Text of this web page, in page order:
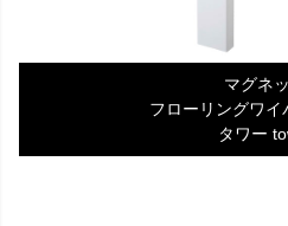
マグネ
フローリングワイ
タワー